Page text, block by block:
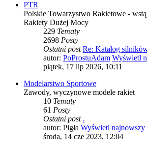
PTR
Polskie Towarzystwo Rakietowe -
Rakiety Dużej Mocy
229 Tematy
2698 Posty
Ostatni post Re: Katalog
autor: PoProstuAdam Wyświetl
piątek, 17 lip 2026, 10:11
Modelarstwo Sportowe
Zawody, wyczynowe modele rakiet
10 Tematy
61 Posty
Ostatni post .
autor: Pigła Wyświetl najnowszy
środa, 14 cze 2023, 12:04